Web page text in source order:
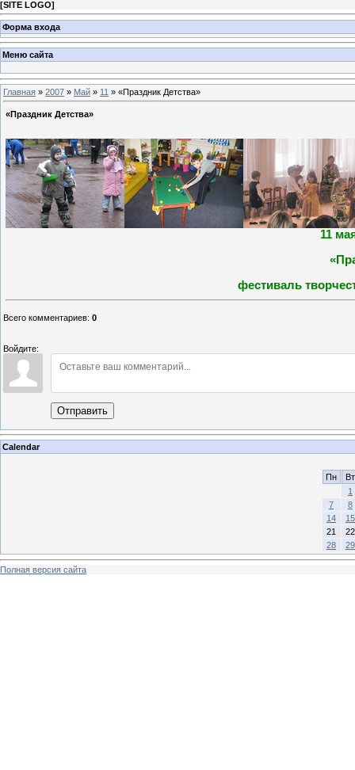
[SITE LOGO]
Форма входа
Меню сайта
Главная » 2007 » Май » 11 » «Праздник Детства»
«Праздник Детства»
11
фестиваль
Всего комментариев: 0
Войдите:
Отправить
Calendar
Пн
Вт
1
7
8
14
15
21
22
28
29
Полная версия сайта